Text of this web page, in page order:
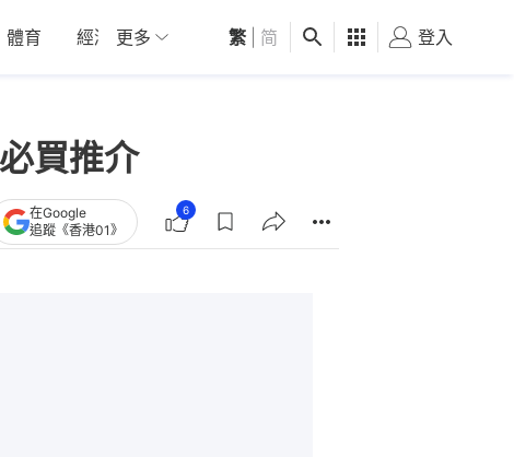
體育 經濟 01深圳 觀點 健康 好食玩飛
更多 繁 简 登入
買推介
在Google
追蹤《香港01》
6